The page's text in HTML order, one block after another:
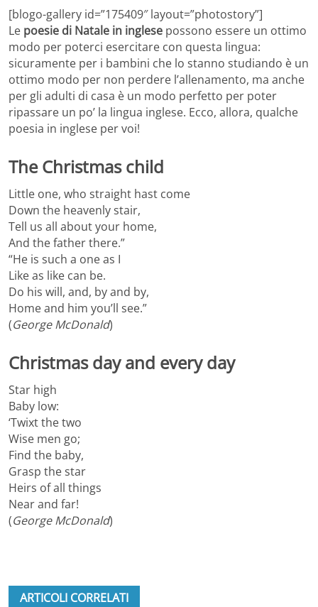
[blogo-gallery id=”175409″ layout=”photostory”]
Le poesie di Natale in inglese possono essere un ottimo
modo per poterci esercitare con questa lingua:
sicuramente per i bambini che lo stanno studiando è un
ottimo modo per non perdere l’allenamento, ma anche
per gli adulti di casa è un modo perfetto per poter
ripassare un po’ la lingua inglese. Ecco, allora, qualche
poesia in inglese per voi!
The Christmas child
Little one, who straight hast come
Down the heavenly stair,
Tell us all about your home,
And the father there.”
“He is such a one as I
Like as like can be.
Do his will, and, by and by,
Home and him you’ll see.”
(George McDonald)
Christmas day and every day
Star high
Baby low:
‘Twixt the two
Wise men go;
Find the baby,
Grasp the star
Heirs of all things
Near and far!
(George McDonald)
ARTICOLI CORRELATI